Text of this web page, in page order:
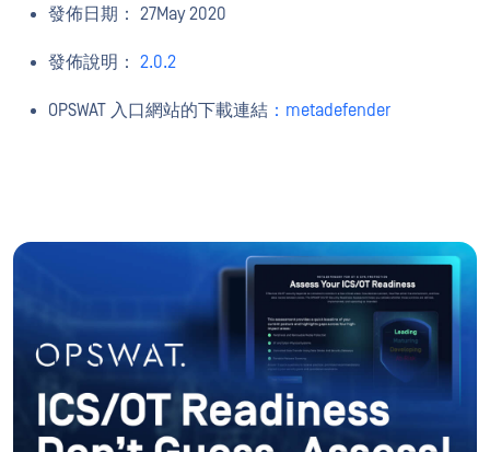
發佈日期： 27May2020
發佈說明： 2.0.2
OPSWAT 入口網站的下載連結 ：metadefender